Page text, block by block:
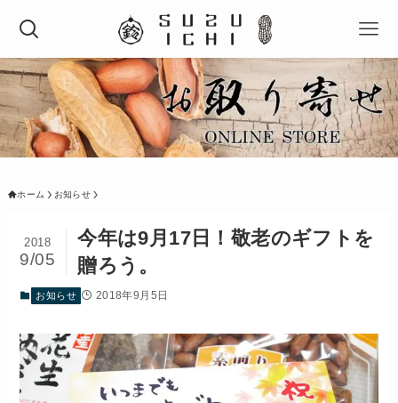
ホーム お知らせ
今年は9月17日！敬老のギフトを
贈ろう。
2018
9/05
お知らせ 2018年9月5日